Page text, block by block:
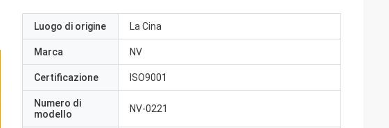
Luogo di origine La Cina
Marca NV
Certificazione ISO9001
Numero di
modello
NV-0221